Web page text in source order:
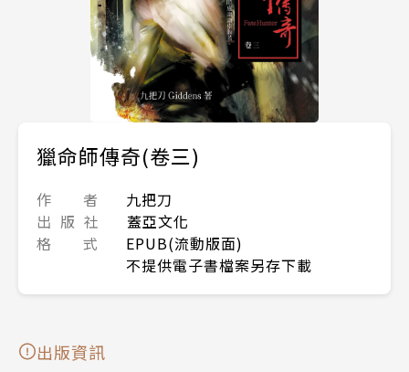
獵命師傳奇(卷三)
作 者
九把刀
出 版 社
蓋亞文化
格 式
EPUB(流動版面)
不提供電子書檔案另存下載
出版資訊